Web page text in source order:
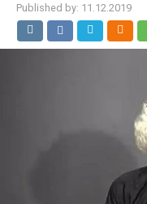
Published by: 11.12.2019